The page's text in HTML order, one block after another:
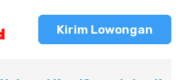
Kirim Lowongan